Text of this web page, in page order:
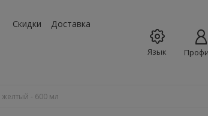
Скидки Доставка
Язык
желтый - 600 мл